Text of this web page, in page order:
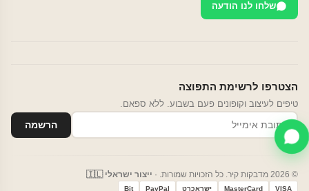
שלחו לנו הודעה
הצטרפו לרשימת התפוצה
טיפים לעיצוב וקופונים פעם בשבוע. ללא ספאם.
הרשמה
© 2026 מדבקות קיר. כל הזכויות שמורות. · ייצור ישראלי 🇮🇱
VISA
MasterCard ישראכרט PayPal
Bit